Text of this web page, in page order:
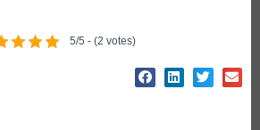
5/5 - (2 votes)